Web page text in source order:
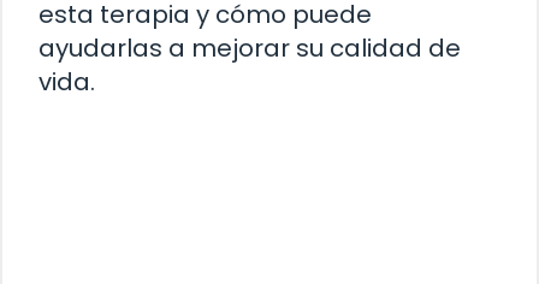
esta terapia y cómo puede
ayudarlas a mejorar su calidad de
vida.